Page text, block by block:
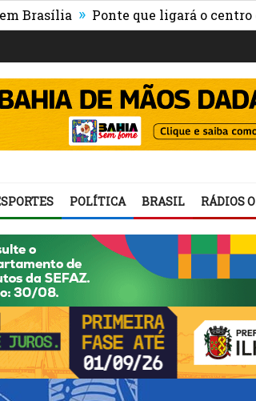
» Ponte que ligará o centro de
POLÍTICA BRASIL RÁDIOS